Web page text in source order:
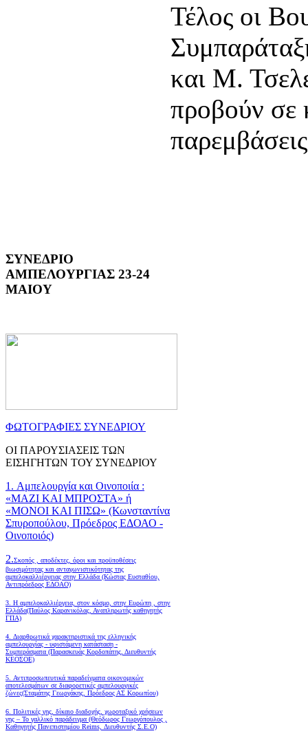
Τέλος οι
και Μ.
προβούν σε
ΣΥΝΕΔΡΙΟ
ΑΜΠΕΛΟΥΡΓΙΑΣ 23-24
ΜΑΙΟΥ
ΦΩΤΟΓΡΑΦΙΕΣ ΣΥΝΕΔΡΙΟΥ
ΟΙ ΠΑΡΟΥΣΙΑΣΕΙΣ ΤΩΝ
ΕΙΣΗΓΗΤΩΝ ΤΟΥ ΣΥΝΕΔΡΙΟΥ
1. Αμπελουργία και Οινοποιία :
«ΜΑΖΙ ΚΑΙ ΜΠΡΟΣΤΑ» ή
«ΜΟΝΟΙ ΚΑΙ ΠΙΣΩ» (Κωνσταντίνα
Σπυροπούλου, Πρόεδρος ΕΔΟΑΟ -
Οινοποιός)
2.Σκοπός , αποδέκτες, όροι και προϋποθέσεις
βιωσιμότητας και ανταγωνιστικότητας της
αμπελοκαλλιέργειας στην Ελλάδα (Κώστας Ευσταθίου,
Αντιπρόεδρος ΕΔΟΑΟ)
3. Η αμπελοκαλλιέργεια, στον κόσμο, στην Ευρώπη , στην
Ελλάδα(Παύλος Καρανικόλας, Αναπληρωτής καθηγητής
ΓΠΑ)
4. Διαρθρωτικά χαρακτηριστικά της ελληνικής
αμπελουργίας - υφιστάμενη κατάσταση -
Συμπεράσματα (Παρασκευάς Κορδοπάτης, Διευθυντής
ΚΕΟΣΟΕ)
5. Αντιπροσωπευτικά παραδείγματα οικονομικών
αποτελεσμάτων σε διαφορετικές αμπελουργικές
ζώνες(Σταμάτης Γεωργάκης, Πρόεδρος ΑΣ Κορωπίου)
6. Πολιτικές γης, δίκαιο διαδοχής, χωροταξικό χρήσεων
γης – Το γαλλικό παράδειγμα (Θεόδωρος Γεωργόπουλος ,
Καθηγητής Πανεπιστημίου Reims, Διευθυντής Σ.Ε.Ο)